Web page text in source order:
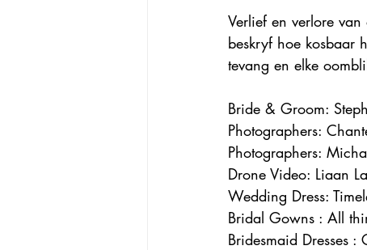
Verlief en verlore
beskryf hoe kosbaar
tevang en elke
Bride & Groom:
Photographers:
Photographers:
Drone Video: Liaan
Wedding Dress:
Bridal Gowns : All
Bridesmaid Dresses :